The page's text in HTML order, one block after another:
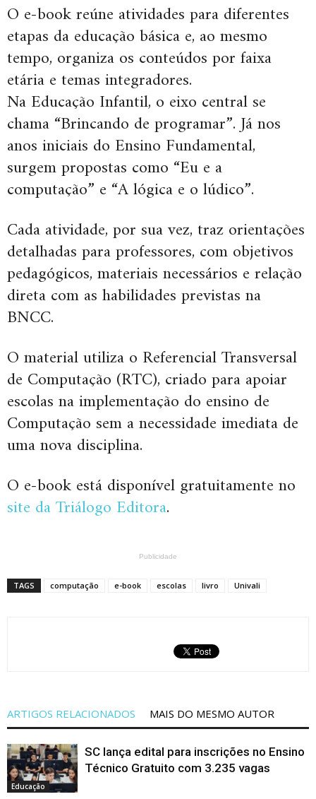
O e-book reúne atividades para diferentes
etapas da educação básica e, ao mesmo
tempo, organiza os conteúdos por faixa
etária e temas integradores.
Na Educação Infantil, o eixo central se
chama “Brincando de programar”. Já nos
anos iniciais do Ensino Fundamental,
surgem propostas como “Eu e a
computação” e “A lógica e o lúdico”.
Cada atividade, por sua vez, traz orientações
detalhadas para professores, com objetivos
pedagógicos, materiais necessários e relação
direta com as habilidades previstas na
BNCC.
O material utiliza o Referencial Transversal
de Computação (RTC), criado para apoiar
escolas na implementação do ensino de
Computação sem a necessidade imediata de
uma nova disciplina.
O e-book está disponível gratuitamente no
site da Triálogo Editora.
Publicidade
TAGS computação e-book escolas livro Univali
ARTIGOS RELACIONADOS MAIS DO MESMO AUTOR
Educação
SC lança edital para inscrições no Ensino
Técnico Gratuito com 3.235 vagas